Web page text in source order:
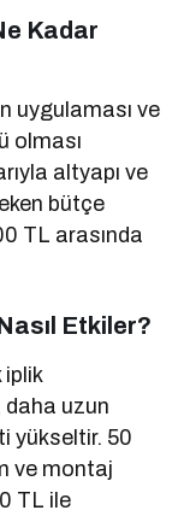
Kadar
uygulaması ve
olması
altyapı ve
bütçe
TL arasında
Etkiler?
iplik
uzun
yükseltir. 50
ve montaj
TL ile